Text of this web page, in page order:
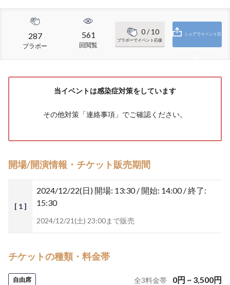
287
ブラボー
561
回閲覧
0/ 10
ブラボーでイベント応援
シェアでイベント応
当イベントは感染症対策をしています
その他対策「連絡事項 」でご確認ください。
開場/開演情報・チケット販売期間
[ 1 ]
2024/12/22(日) 開場: 13:30 / 開始: 14:00 / 終了:
15:30
2024/12/21(土) 23:00まで販売
チケットの種類・料金帯
自由席 全3料金帯 0円 ~ 3,500円